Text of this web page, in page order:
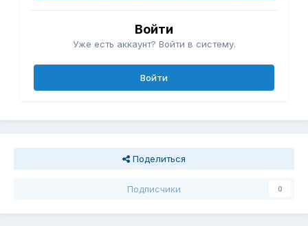
Войти
Уже есть аккаунт? Войти в систему.
Войти
Поделиться
Подписчики 0